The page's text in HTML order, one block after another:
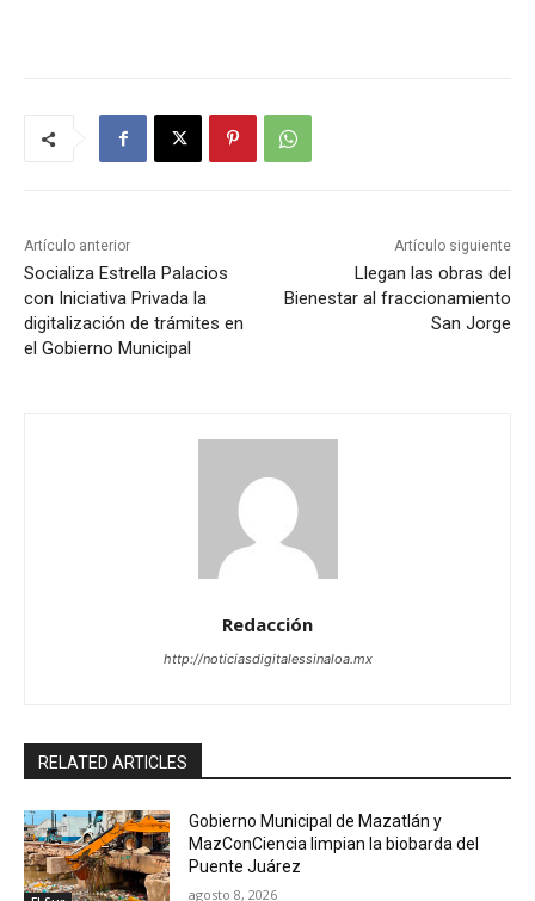
Artículo anterior
Socializa Estrella Palacios
con Iniciativa Privada la
digitalización de trámites en
el Gobierno Municipal
Artículo siguiente
Llegan las obras del
Bienestar al fraccionamiento
San Jorge
Redacción
http://noticiasdigitalessinaloa.mx
RELATED ARTICLES
Gobierno Municipal de Mazatlán y
MazConCiencia limpian la biobarda del
Puente Juárez
agosto 8, 2026